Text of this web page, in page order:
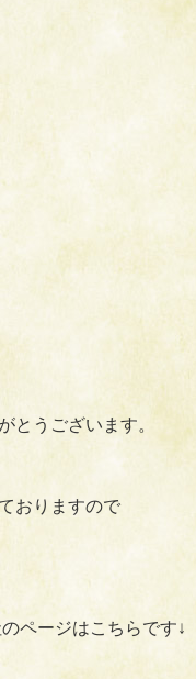
とうございます。
おりますので
ページはこちらです↓